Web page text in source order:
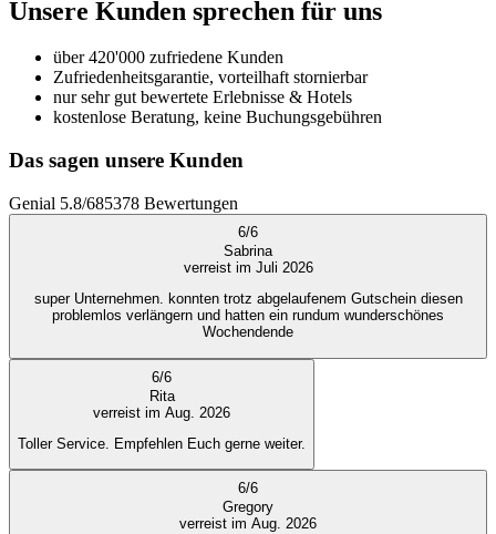
Unsere Kunden sprechen für uns
über 420'000 zufriedene Kunden
Zufriedenheitsgarantie, vorteilhaft stornierbar
nur sehr gut bewertete Erlebnisse & Hotels
kostenlose Beratung, keine Buchungsgebühren
Das sagen unsere Kunden
Genial 5.8/685378 Bewertungen
6/6
Sabrina
verreist im Juli 2026
super Unternehmen. konnten trotz abgelaufenem Gutschein diesen
problemlos verlängern und hatten ein rundum wunderschönes
Wochendende
6/6
Rita
verreist im Aug. 2026
Toller Service. Empfehlen Euch gerne weiter.
6/6
Gregory
verreist im Aug. 2026